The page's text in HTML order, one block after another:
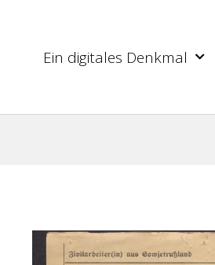
Ein digitales Denkmal